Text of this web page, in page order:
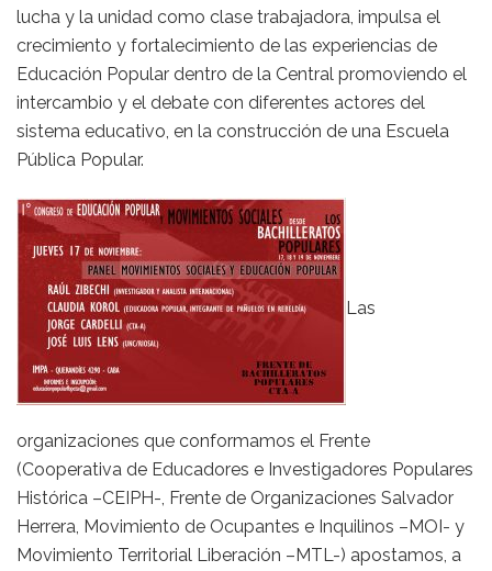
lucha y la unidad como clase trabajadora, impulsa el
crecimiento y fortalecimiento de las experiencias de
Educación Popular dentro de la Central promoviendo el
intercambio y el debate con diferentes actores del
sistema educativo, en la construcción de una Escuela
Pública Popular.
Las
organizaciones que conformamos el Frente
(Cooperativa de Educadores e Investigadores Populares
Histórica –CEIPH-, Frente de Organizaciones Salvador
Herrera, Movimiento de Ocupantes e Inquilinos –MOI- y
Movimiento Territorial Liberación –MTL-) apostamos, a